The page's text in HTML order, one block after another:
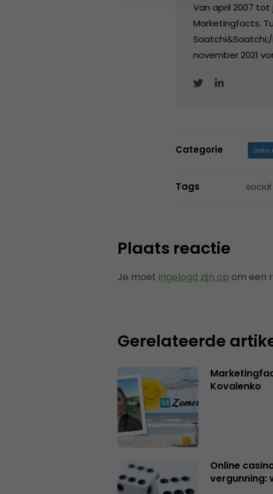
Van april 2007
Marketingfacts.
november 2021
Categorie Data
Tags
Plaats reactie
Je moet ingelogd zijn op om een
Gerelateerde
Kovalenko
Online
vergunning: